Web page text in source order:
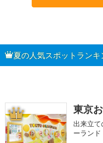
夏の人気スポットランキ
1 東京
出来立
ーランド